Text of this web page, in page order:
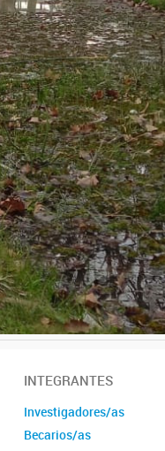
INTEGRANTES
Investigadores/as
Becarios/as